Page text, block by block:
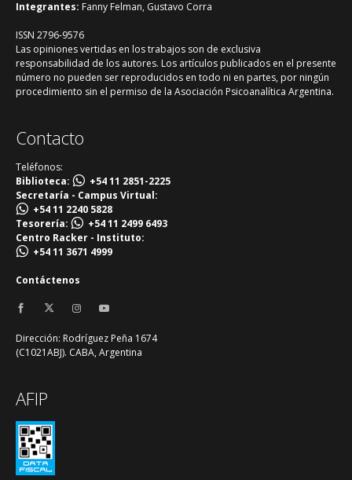
Integrantes: Fanny Felman, Gustavo Corra
ISSN 2796-9576
Las opiniones vertidas en los trabajos son de exclusiva
responsabilidad de los autores. Los artículos publicados en el presente
número no pueden ser reproducidos en todo ni en partes, por ningún
procedimiento sin el permiso de la Asociación Psicoanalítica Argentina.
Contacto
Teléfonos:
Biblioteca:
+54 11 2851-2225
Secretaría - Campus Virtual:
+54 11 2240 5828
Tesorería:
+54 11 2499 6493
Centro Racker - Instituto:
+54 11 3671 4999
Contáctenos
Dirección: Rodríguez Peña 1674
(C1021ABJ). CABA, Argentina
AFIP